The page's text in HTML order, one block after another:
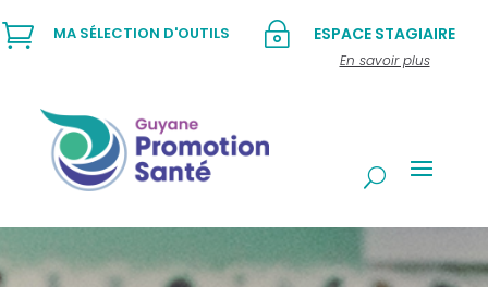
~ ESPACE STAGIAIRE
En savoir plus
 MA SÉLECTION D'OUTILS